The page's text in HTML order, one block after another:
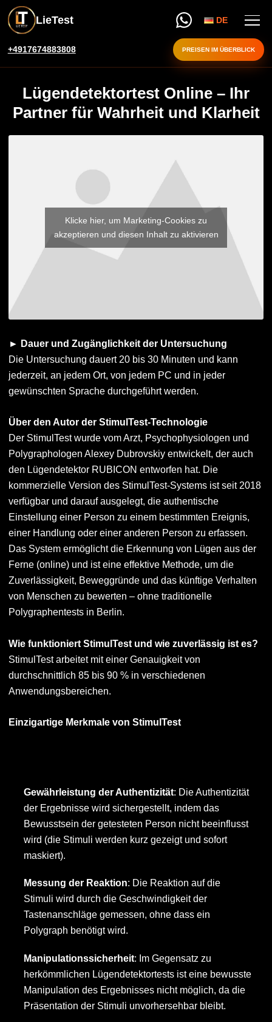
LieTest DE
+4917674883808 PREISEN IM ÜBERBLICK
Lügendetektortest Online – Ihr
Partner für Wahrheit und Klarheit
Klicke hier, um Marketing-Cookies zu
akzeptieren und diesen Inhalt zu aktivieren
► Dauer und Zugänglichkeit der Untersuchung
Die Untersuchung dauert 20 bis 30 Minuten und kann
jederzeit, an jedem Ort, von jedem PC und in jeder
gewünschten Sprache durchgeführt werden.
Über den Autor der StimulTest-Technologie
Der StimulTest wurde vom Arzt, Psychophysiologen und
Polygraphologen Alexey Dubrovskiy entwickelt, der auch
den Lügendetektor RUBICON entworfen hat. Die
kommerzielle Version des StimulTest-Systems ist seit 2018
verfügbar und darauf ausgelegt, die authentische
Einstellung einer Person zu einem bestimmten Ereignis,
einer Handlung oder einer anderen Person zu erfassen.
Das System ermöglicht die Erkennung von Lügen aus der
Ferne (online) und ist eine effektive Methode, um die
Zuverlässigkeit, Beweggründe und das künftige Verhalten
von Menschen zu bewerten – ohne traditionelle
Polygraphentests in Berlin.
Wie funktioniert StimulTest und wie zuverlässig ist es?
StimulTest arbeitet mit einer Genauigkeit von
durchschnittlich 85 bis 90 % in verschiedenen
Anwendungsbereichen.
Einzigartige Merkmale von StimulTest
Gewährleistung der Authentizität: Die Authentizität
der Ergebnisse wird sichergestellt, indem das
Bewusstsein der getesteten Person nicht beeinflusst
wird (die Stimuli werden kurz gezeigt und sofort
maskiert).
Messung der Reaktion: Die Reaktion auf die
Stimuli wird durch die Geschwindigkeit der
Tastenanschläge gemessen, ohne dass ein
Polygraph benötigt wird.
Manipulationssicherheit: Im Gegensatz zu
herkömmlichen Lügendetektortests ist eine bewusste
Manipulation des Ergebnisses nicht möglich, da die
Präsentation der Stimuli unvorhersehbar bleibt.